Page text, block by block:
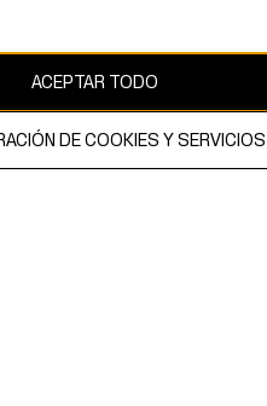
protegido por copyright y es
ACEPTAR TODO
DE COOKIES Y SERVICIOS